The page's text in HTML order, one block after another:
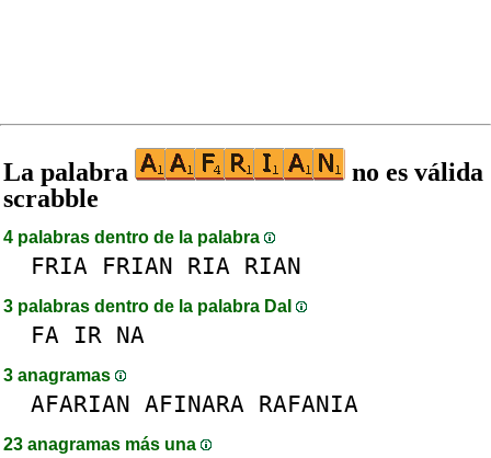
La palabra
no es válida
scrabble
4 palabras dentro de la palabra
FRIA FRIAN RIA RIAN
3 palabras dentro de la palabra DaI
FA IR NA
3 anagramas
AFARIAN AFINARA RAFANIA
23 anagramas más una